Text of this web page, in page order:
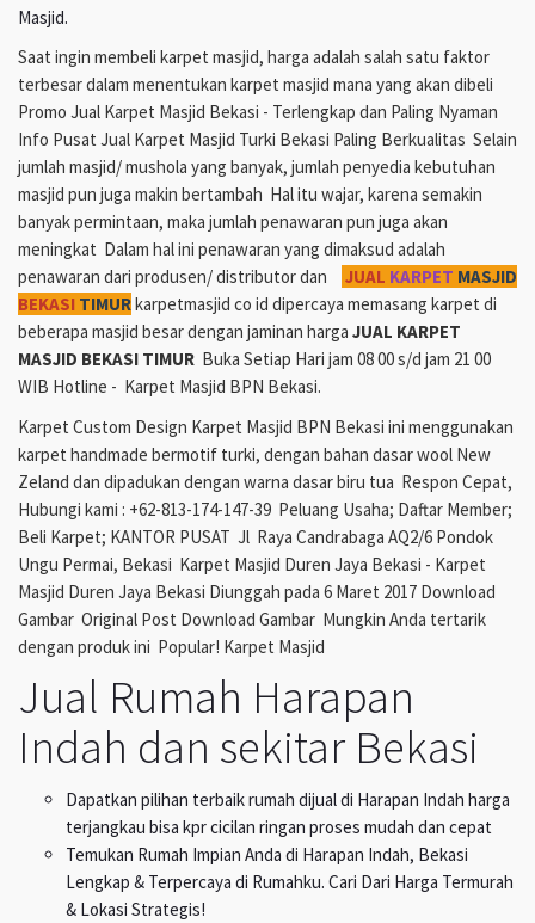
Masjid.
Saat ingin membeli karpet masjid, harga adalah salah satu faktor
terbesar dalam menentukan karpet masjid mana yang akan dibeli
Promo Jual Karpet Masjid Bekasi - Terlengkap dan Paling Nyaman
Info Pusat Jual Karpet Masjid Turki Bekasi Paling Berkualitas Selain
jumlah masjid/ mushola yang banyak, jumlah penyedia kebutuhan
masjid pun juga makin bertambah Hal itu wajar, karena semakin
banyak permintaan, maka jumlah penawaran pun juga akan
meningkat Dalam hal ini penawaran yang dimaksud adalah
penawaran dari produsen/ distributor dan
JUAL KARPET MASJID
BEKASI TIMURkarpetmasjid co id dipercaya memasang karpet di
beberapa masjid besar dengan jaminan harga JUAL KARPET
MASJID BEKASI TIMUR Buka Setiap Hari jam 08 00 s/d jam 21 00
WIB Hotline - Karpet Masjid BPN Bekasi.
Karpet Custom Design Karpet Masjid BPN Bekasi ini menggunakan
karpet handmade bermotif turki, dengan bahan dasar wool New
Zeland dan dipadukan dengan warna dasar biru tua Respon Cepat,
Hubungi kami : +62-813-174-147-39 Peluang Usaha; Daftar Member;
Beli Karpet; KANTOR PUSAT Jl Raya Candrabaga AQ2/6 Pondok
Ungu Permai, Bekasi Karpet Masjid Duren Jaya Bekasi - Karpet
Masjid Duren Jaya Bekasi Diunggah pada 6 Maret 2017 Download
Gambar Original Post Download Gambar Mungkin Anda tertarik
dengan produk ini Popular! Karpet Masjid
Jual Rumah Harapan
Indah dan sekitar Bekasi
Dapatkan pilihan terbaik rumah dijual di Harapan Indah harga
terjangkau bisa kpr cicilan ringan proses mudah dan cepat
Temukan Rumah Impian Anda di Harapan Indah, Bekasi
Lengkap & Terpercaya di Rumahku. Cari Dari Harga Termurah
& Lokasi Strategis!